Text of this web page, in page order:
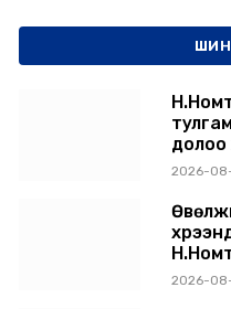
долоо
2026-
2026-